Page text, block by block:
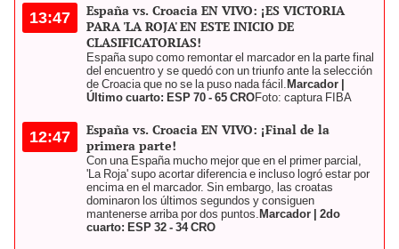
13:47
España vs. Croacia EN VIVO: ¡ES VICTORIA
PARA 'LA ROJA' EN ESTE INICIO DE
CLASIFICATORIAS!
España supo como remontar el marcador en la parte final
del encuentro y se quedó con un triunfo ante la selección
de Croacia que no se la puso nada fácil.
Marcador |
Último cuarto: ESP 70 - 65 CROFoto: captura FIBA
12:47
España vs. Croacia EN VIVO: ¡Final de la
primera parte!
Con una España mucho mejor que en el primer parcial,
'La Roja' supo acortar diferencia e incluso logró estar por
encima en el marcador. Sin embargo, las croatas
dominaron los últimos segundos y consiguen
mantenerse arriba por dos puntos. Marcador | 2do
cuarto: ESP 32 - 34 CRO